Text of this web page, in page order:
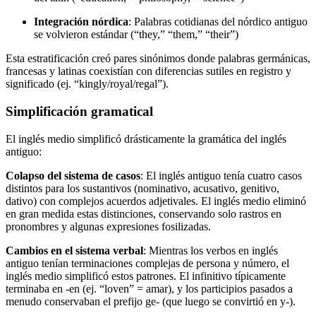
Integración nórdica: Palabras cotidianas del nórdico antiguo
se volvieron estándar (“they,” “them,” “their”)
Esta estratificación creó pares sinónimos donde palabras germánicas,
francesas y latinas coexistían con diferencias sutiles en registro y
significado (ej. “kingly/royal/regal”).
Simplificación gramatical
El inglés medio simplificó drásticamente la gramática del inglés
antiguo:
Colapso del sistema de casos: El inglés antiguo tenía cuatro casos
distintos para los sustantivos (nominativo, acusativo, genitivo,
dativo) con complejos acuerdos adjetivales. El inglés medio eliminó
en gran medida estas distinciones, conservando solo rastros en
pronombres y algunas expresiones fosilizadas.
Cambios en el sistema verbal: Mientras los verbos en inglés
antiguo tenían terminaciones complejas de persona y número, el
inglés medio simplificó estos patrones. El infinitivo típicamente
terminaba en -en (ej. “loven” = amar), y los participios pasados a
menudo conservaban el prefijo ge- (que luego se convirtió en y-).